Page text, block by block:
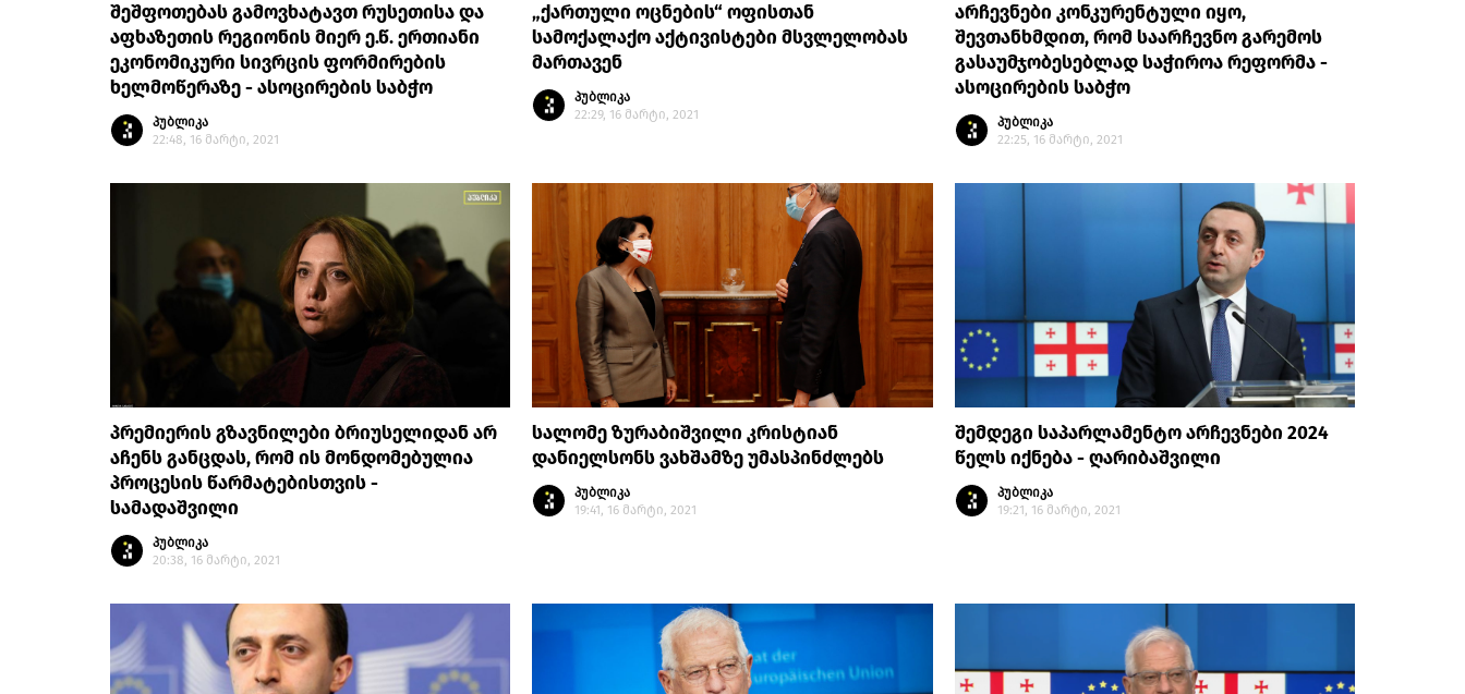
შეშფოთებას გამოვხატავთ რუსეთისა და
აფხაზეთის რეგიონის მიერ ე.წ. ერთიანი
ეკონომიკური სივრცის ფორმირების
ხელმოწერაზე - ასოცირების საბჭო
პუბლიკა
22:48, 16 მარტი, 2021
„ქართული ოცნების“ ოფისთან
სამოქალაქო აქტივისტები მსვლელობას
მართავენ
პუბლიკა
22:29, 16 მარტი, 2021
არჩევნები კონკურენტული იყო,
შევთანხმდით, რომ საარჩევნო გარემოს
გასაუმჯობესებლად საჭიროა რეფორმა -
ასოცირების საბჭო
პუბლიკა
22:25, 16 მარტი, 2021
პრემიერის გზავნილები ბრიუსელიდან არ
აჩენს განცდას, რომ ის მონდომებულია
პროცესის წარმატებისთვის -
სამადაშვილი
პუბლიკა
20:38, 16 მარტი, 2021
სალომე ზურაბიშვილი კრისტიან
დანიელსონს ვახშამზე უმასპინძლებს
პუბლიკა
19:41, 16 მარტი, 2021
შემდეგი საპარლამენტო არჩევნები 2024
წელს იქნება - ღარიბაშვილი
პუბლიკა
19:21, 16 მარტი, 2021